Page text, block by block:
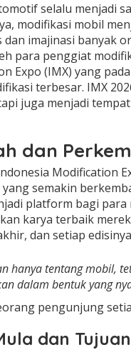
selalu menjadi
modifikasi mobil
dan imajinasi banyak
para penggiat
Expo (IMX) yang
terbesar. IMX
juga menjadi
dan
Modification
semakin
platform bagi
karya terbaik
dan setiap
hanya tentang mobil,
dalam bentuk yang
pengunjung
dan Tujuan